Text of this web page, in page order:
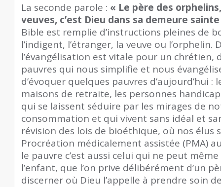
La seconde parole : « Le père des
veuves, c’est Dieu dans sa demeure
Bible est remplie d’instructions pleines de
l’indigent, l’étranger, la veuve ou l’orphelin.
l’évangélisation est vitale pour un chrétien,
pauvres qui nous simplifie et nous
d’évoquer quelques pauvres d’aujourd’hui :
maisons de retraite, les personnes
qui se laissent séduire par les mirages de
consommation et qui vivent sans idéal et
révision des lois de bioéthique, où nos élus
Procréation médicalement assistée (PMA)
le pauvre c’est aussi celui qui ne peut
l’enfant, que l’on prive délibérément d’un
discerner où Dieu l’appelle à prendre soin